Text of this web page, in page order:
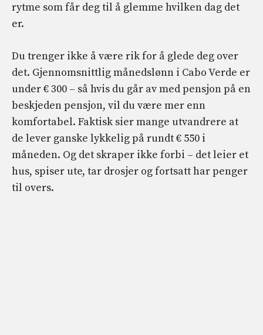
rytme som får deg til å glemme hvilken dag det
er.
Du trenger ikke å være rik for å glede deg over
det. Gjennomsnittlig månedslønn i Cabo Verde er
under € 300 – så hvis du går av med pensjon på en
beskjeden pensjon, vil du være mer enn
komfortabel. Faktisk sier mange utvandrere at
de lever ganske lykkelig på rundt € 550 i
måneden. Og det skraper ikke forbi – det leier et
hus, spiser ute, tar drosjer og fortsatt har penger
til overs.